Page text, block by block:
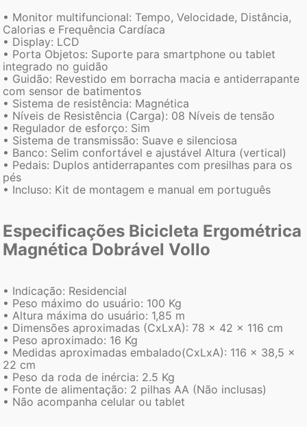
• Monitor multifuncional: Tempo, Velocidade, Distância,
Calorias e Frequência Cardíaca
• Display: LCD
• Porta Objetos: Suporte para smartphone ou tablet
integrado no guidão
• Guidão: Revestido em borracha macia e antiderrapante
com sensor de batimentos
• Sistema de resistência: Magnética
• Níveis de Resistência (Carga): 08 Níveis de tensão
• Regulador de esforço: Sim
• Sistema de transmissão: Suave e silenciosa
• Banco: Selim confortável e ajustável Altura (vertical)
• Pedais: Duplos antiderrapantes com presilhas para os
pés
• Incluso: Kit de montagem e manual em português
Especificações Bicicleta Ergométrica
Magnética Dobrável Vollo
• Indicação: Residencial
• Peso máximo do usuário: 100 Kg
• Altura máxima do usuário: 1,85 m
• Dimensões aproximadas (CxLxA): 78 x 42 x 116 cm
• Peso aproximado: 16 Kg
• Medidas aproximadas embalado(CxLxA): 116 x 38,5 x
22 cm
• Peso da roda de inércia: 2.5 Kg
• Fonte de alimentação: 2 pilhas AA (Não inclusas)
• Não acompanha celular ou tablet